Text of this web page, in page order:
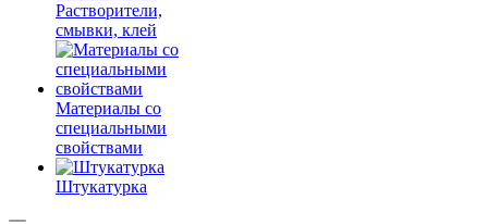
Растворители,
смывки, клей
Материалы со
специальными
свойствами
Штукатурка